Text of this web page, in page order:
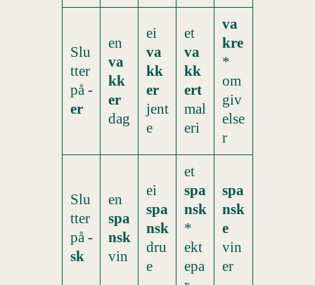
Slu
tter
på -
er
en
va
kk
er
dag
ei
va
kk
er
jent
e
et
va
kk
ert
mal
eri
va
kre
*
om
giv
else
r
Slu
tter
på -
sk
en
spa
nsk
vin
ei
spa
nsk
dru
e
et
spa
nsk
*
ekt
epa
spa
nsk
e
vin
er